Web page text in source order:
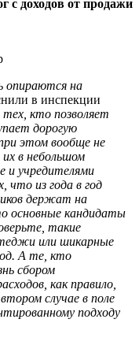
опираются на
в инспекции
кто позволяет
дорогую
этом вообще не
в небольшом
и учредителями
что из года в год
держат на
основные кандидаты
такие
или шикарные
А те, кто
сбором
как правило,
случае в поле
подходу